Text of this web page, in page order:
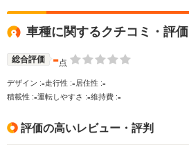
WLTCモード
燃費
車種に関するクチコミ・評価
総合評価 -点
デザイン :-走行性 :- 居住性 :-
積載性 :-運転しやすさ :-維持費 :-
評価の高いレビュー・評判